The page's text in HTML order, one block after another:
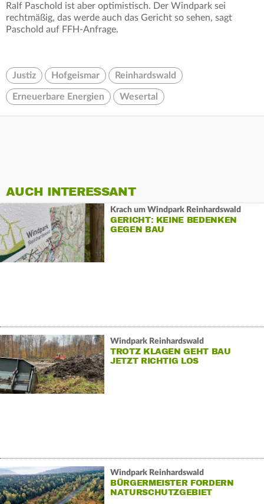
Ralf Paschold ist aber optimistisch. Der Windpark sei
rechtmäßig, das werde auch das Gericht so sehen, sagt
Paschold auf FFH-Anfrage.
Justiz Hofgeismar Reinhardswald
Erneuerbare Energien Wesertal
AUCH INTERESSANT
Krach um Windpark Reinhardswald
GERICHT: KEINE BEDENKEN
GEGEN BAU
Windpark Reinhardswald
TROTZ KLAGEN GEHT BAU
JETZT RICHTIG LOS
Windpark Reinhardswald
BÜRGERMEISTER FORDERN
NATURSCHUTZGEBIET